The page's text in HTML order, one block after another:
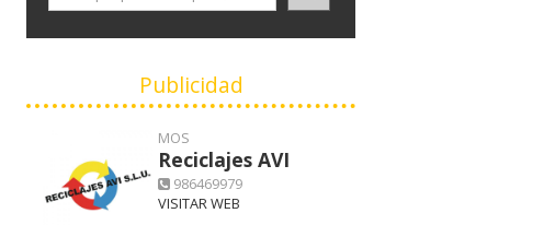
Publicidad
MOS
Reciclajes AVI
986469979
VISITAR WEB